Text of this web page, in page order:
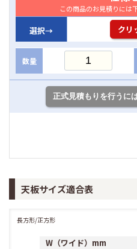
この商品のお見積りには
選択→ クリ
数量
天板サイズ適合表
長方形/正方形
W（ワイド）mm